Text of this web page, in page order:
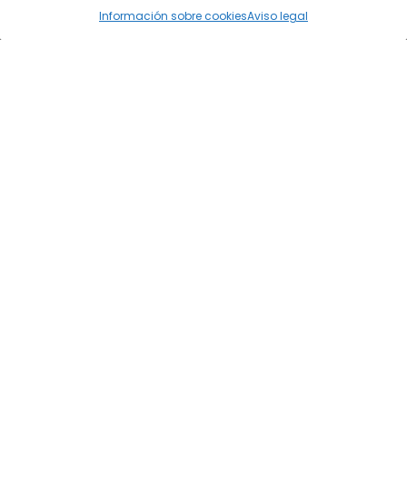
Información sobre cookiesAviso legal